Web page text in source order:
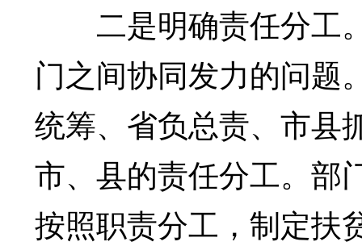
二是明确责任分工
门之间协同发力的问题
统筹、省负总责、市县
市、县的责任分工。部
按照职责分工，制定扶